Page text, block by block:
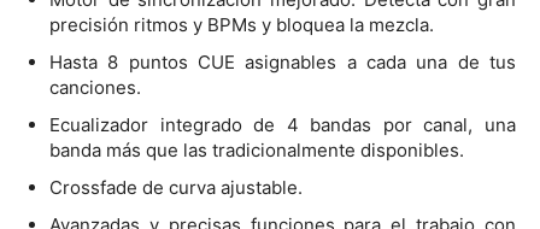
precisión ritmos y BPMs y bloquea la mezcla.
Hasta 8 puntos CUE asignables a cada una de tus
canciones.
Ecualizador integrado de 4 bandas por canal, una
banda más que las tradicionalmente disponibles.
Crossfade de curva ajustable.